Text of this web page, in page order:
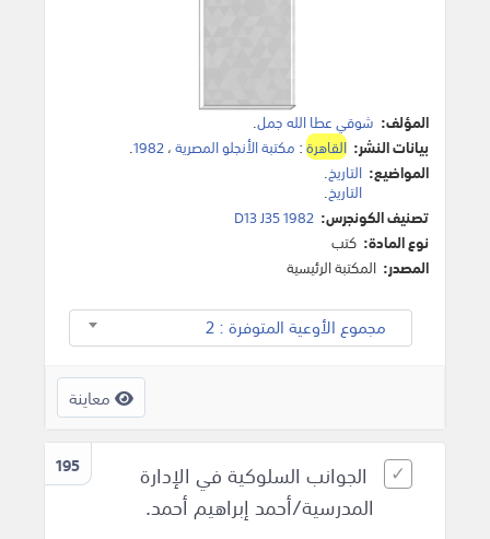
المؤلف: شوقي عطا الله جمل.
بيانات النشر: القاهرة: مكتبة الأنجلو المصرية،1982
.
المواضيع: التاريخ.
التاريخ.
تصنيف الكونجرس: D13 J35 1982
نوع المادة: كتب
المصدر: المكتبة الرئيسية
مجموع الأوعية المتوفرة : 2
معاينة
195
الجوانب السلوكية في الإدارة
المدرسية/أحمد إبراهيم أحمد.